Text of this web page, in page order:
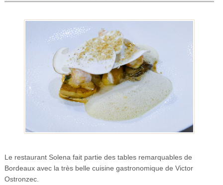
Le restaurant Solena fait partie des tables remarquables de
Bordeaux avec la très belle cuisine gastronomique de Victor
Ostronzec.